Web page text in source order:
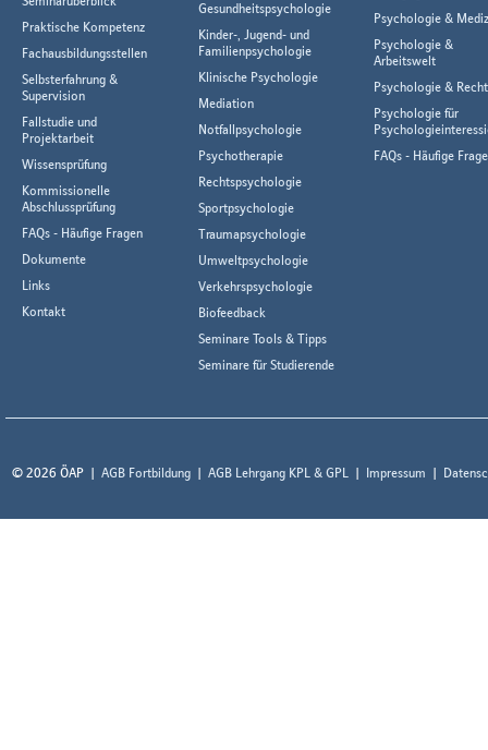
Praktische Kompetenz
Fachausbildungsstellen
Selbsterfahrung &
Supervision
Fallstudie und
Projektarbeit
Wissensprüfung
Kommissionelle
Abschlussprüfung
FAQs - Häufige Fragen
Dokumente
Links
Kontakt
Gesundheitspsychologie
Kinder-, Jugend- und
Familienpsychologie
Klinische Psychologie
Mediation
Notfallpsychologie
Psychotherapie
Rechtspsychologie
Sportpsychologie
Traumapsychologie
Umweltpsychologie
Verkehrspsychologie
Biofeedback
Seminare Tools & Tipps
Seminare für Studierende
Psychologie &
Psychologie &
Arbeitswelt
Psychologie & Recht
Psychologie für
FAQs - Häufige
© 2026 ÖAP AGB Fortbildung AGB Lehrgang KPL & GPL Impressum